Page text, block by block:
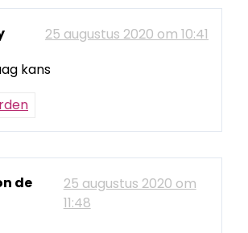
25 augustus 2020 om 10:41
kans
de
25 augustus 2020 om
11:48